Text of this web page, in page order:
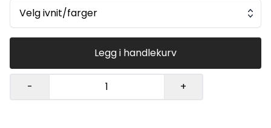
Velg ivnit/farger
Legg i handlekurv
- +